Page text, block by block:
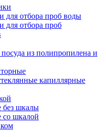
для отбора проб воды
для отбора проб
из полипропилена и
капиллярные
без шкалы
со шкалой